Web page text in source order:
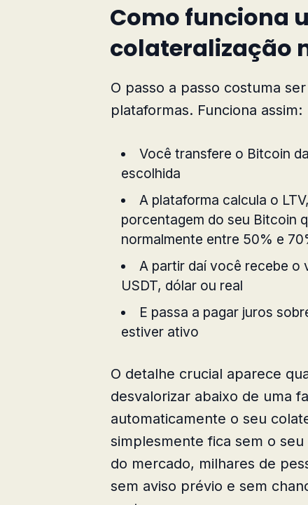
Como funciona
colateralização
O passo a passo costuma
plataformas. Funciona assim:
Você transfere o Bitcoin
escolhida
A plataforma calcula o
porcentagem do seu Bitcoin
normalmente entre 50% e
A partir daí você recebe o
USDT, dólar ou real
E passa a pagar juros
estiver ativo
O detalhe crucial aparece
desvalorizar abaixo de uma
automaticamente o seu
simplesmente fica sem o
do mercado, milhares de
sem aviso prévio e sem